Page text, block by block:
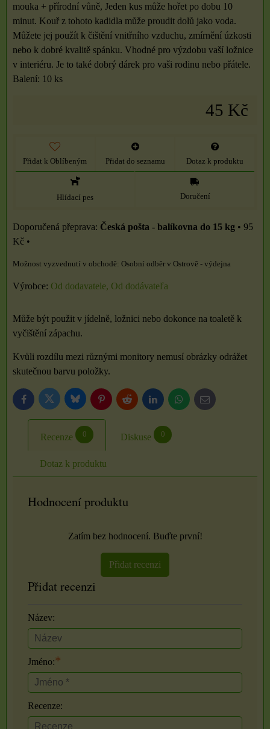
mouka + přírodní vůně, Jeden kus může hořet po dobu 10
minut. Kouř z tohoto kadidla může proudit dolů jako voda.
Můžete jej použít k čištění vnitřního vzduchu, zmírnění úzkosti
nebo k dobré kvalitě spánku. Vhodné pro výzdobu vaší ložnice
v interiéru. Je to také dobrý dárek pro vaši rodinu nebo přátele.
Balení: 10 ks
45 Kč
Přidat k Oblíbeným Přidat do seznamu Dotaz k produktu
Hlídací pes Doručení
Česká pošta - balíkovna do 15 kg • 95
Kč •
Osobní odběr v Ostrově - výdejna
Výrobce: Od dodavatele, Od dodávateľa
Může být použit v jídelně, ložnici nebo dokonce na toaletě k
vyčištění zápachu.
Kvůli rozdílu mezi různými monitory nemusí obrázky odrážet
skutečnou barvu položky.
FacebookTwitter BlueskyPinterestReddit LinkedInWhatsApp
E-
mail
Recenze 0 Diskuse 0
Dotaz k produktu
Hodnocení produktu
Zatím bez hodnocení. Buďte první!
Přidat recenzi
Přidat recenzi
Název:
Jméno:*
Recenze: